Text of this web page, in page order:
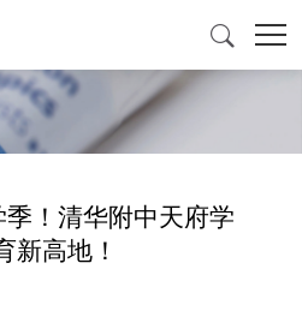

！清华附中天府学
新高地！